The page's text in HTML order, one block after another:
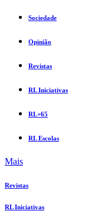
Sociedade
Opinião
Revistas
RL Iniciativas
RL+65
RL Escolas
Mais
Revistas
RL Iniciativas